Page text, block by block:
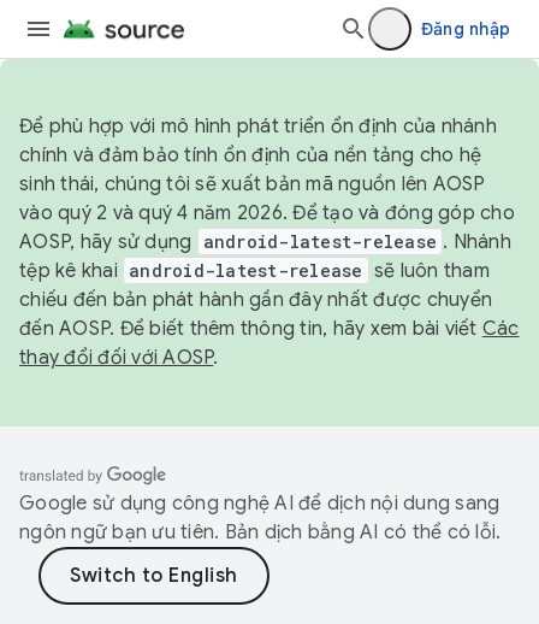
Đăng nhập
Để phù hợp với mô hình phát triển ổn định của nhánh
chính và đảm bảo tính ổn định của nền tảng cho hệ
sinh thái, chúng tôi sẽ xuất bản mã nguồn lên AOSP
vào quý 2 và quý 4 năm 2026. Để tạo và đóng góp cho
AOSP, hãy sử dụng
android-latest-release . Nhánh
tệp kê khai android-latest-release sẽ luôn tham
chiếu đến bản phát hành gần đây nhất được chuyển
đến AOSP. Để biết thêm thông tin, hãy xem bài viết Các
thay đổi đối với AOSP.
Google sử dụng công nghệ AI để dịch nội dung sang
ngôn ngữ bạn ưu tiên. Bản dịch bằng AI có thể có lỗi.